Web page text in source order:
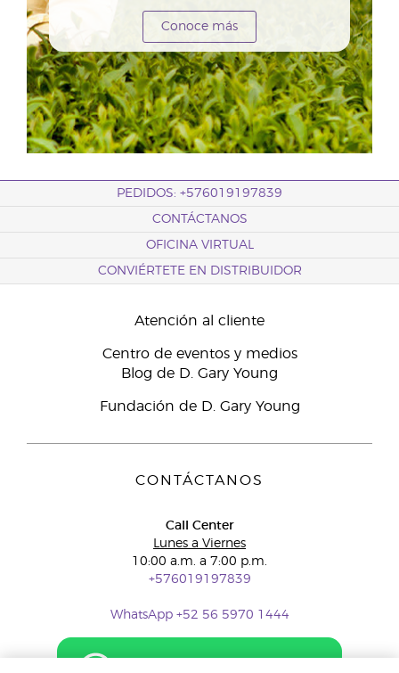
Conoce más
PEDIDOS: +576019197839
CONTÁCTANOS
OFICINA VIRTUAL
CONVIÉRTETE EN DISTRIBUIDOR
Atención al cliente
Centro de eventos y medios
Blog de D. Gary Young
Fundación de D. Gary Young
CONTÁCTANOS
Call Center
Lunes a Viernes
10:00 a.m. a 7:00 p.m.
+576019197839
WhatsApp +52 56 5970 1444